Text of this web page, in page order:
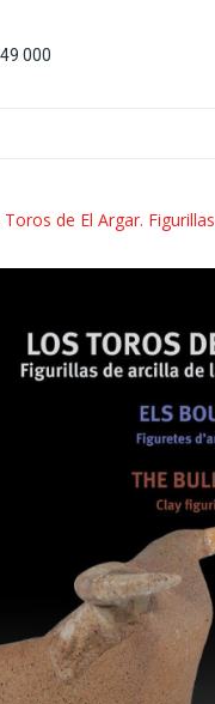
000
Toros de El Argar.